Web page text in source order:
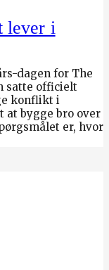
lever i
dagen for The
satte officielt
konflikt i
at bygge bro over
er, hvor